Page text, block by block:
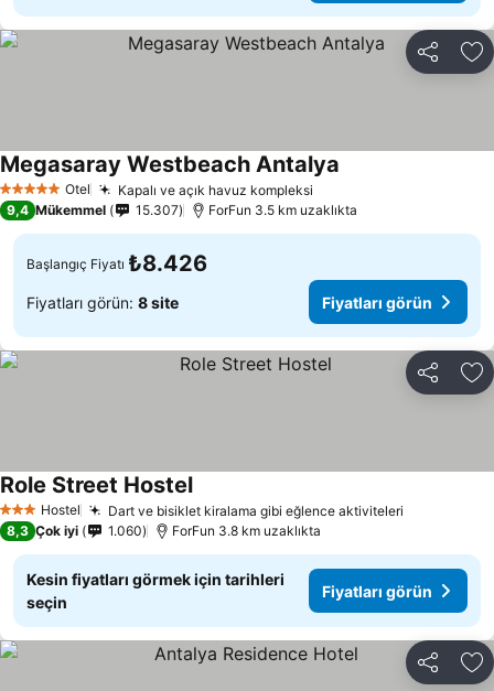
Paylaş
5 Yıldız Otel Kapalı ve açık havuz kompleksi
Megasaray Westbeach Antalya
9,4 Mükemmel 15.307 ForFun 3.5 km uzaklıkta
Başlangıç Fiyatı ₺8.426
Fiyatları görün: 8 site Fiyatları görün
Paylaş
3 YıldızHostel Dart ve bisiklet kiralama gibi eğlence aktiviteleri
Role Street HostelFiyatları görün
8,3 Çok iyi 1.060 ForFun 3.8 km uzaklıkta
Kesin fiyatları görmek için tarihleri
seçin
Fiyatları görün
Paylaş